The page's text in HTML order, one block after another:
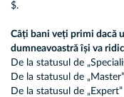
$.
Câți bani veți primi dacă
dumneavoastră își va
De la statusul de
De la statusul de
De la statusul de